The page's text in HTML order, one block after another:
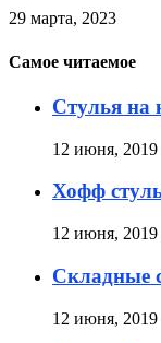
29 марта, 2023
Самое читаемое
Стулья на
12 июня, 2019
Хофф
12 июня, 2019
Складные
12 июня, 2019